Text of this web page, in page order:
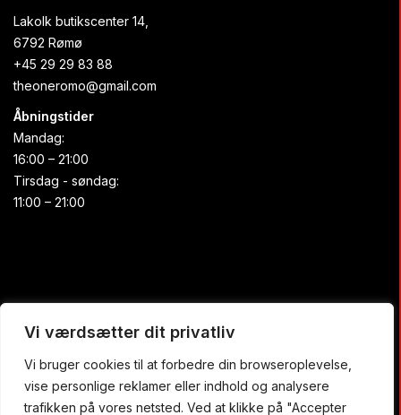
Vi værdsætter dit privatliv
Vi bruger cookies til at forbedre din browseroplevelse,
vise personlige reklamer eller indhold og analysere
trafikken på vores netsted. Ved at klikke på "Accepter
Lakolk butikscenter 14,
6792 Rømø
+45 29 29 83 88
theoneromo@gmail.com
Åbningstider
Mandag:
16:00 – 21:00
Tirsdag - søndag:
11:00 – 21:00
Praktisk
Forside
Buffet